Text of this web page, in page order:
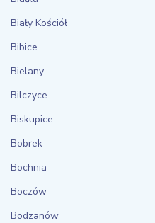
Biały Kościół
Bibice
Bielany
Bilczyce
Biskupice
Bobrek
Bochnia
Boczów
Bodzanów